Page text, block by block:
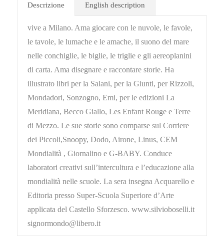
Descrizione English description
vive a Milano. Ama giocare con le nuvole, le favole,
le tavole, le lumache e le amache, il suono del mare
nelle conchiglie, le biglie, le triglie e gli aereoplanini
di carta. Ama disegnare e raccontare storie. Ha
illustrato libri per la Salani, per la Giunti, per Rizzoli,
Mondadori, Sonzogno, Emi, per le edizioni La
Meridiana, Becco Giallo, Les Enfant Rouge e Terre
di Mezzo. Le sue storie sono comparse sul Corriere
dei Piccoli,Snoopy, Dodo, Airone, Linus, CEM
Mondialità , Giornalino e G-BABY. Conduce
laboratori creativi sull’intercultura e l’educazione alla
mondialità nelle scuole. La sera insegna Acquarello e
Editoria presso Super-Scuola Superiore d’Arte
applicata del Castello Sforzesco. www.silvioboselli.it
signormondo@libero.it